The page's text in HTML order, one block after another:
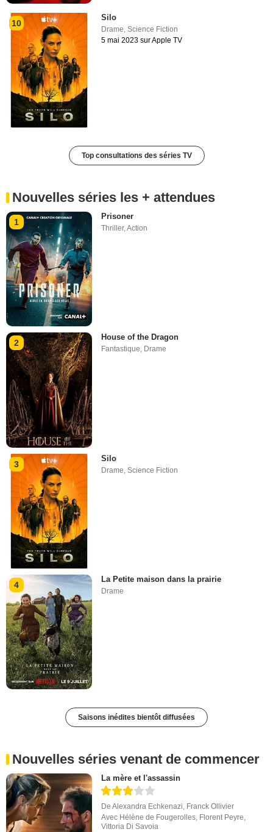
10
Silo
Drame ,Science Fiction
5 mai 2023 sur Apple TV
Top consultations des séries TV
Nouvelles séries les + attendues
1
Prisoner
Thriller,Action
2
House of the Dragon
Fantastique, Drame
3
Silo
Drame ,Science Fiction
4
La Petite maison dans la prairie
Drame
Saisons inédites bientôt diffusées
Nouvelles séries venant de commencer
La mère et l'assassin
DeAlexandra Echkenazi, Franck Ollivier
Avec Hélène de Fougerolles, Florent Peyre,
Vittoria Di Savoia